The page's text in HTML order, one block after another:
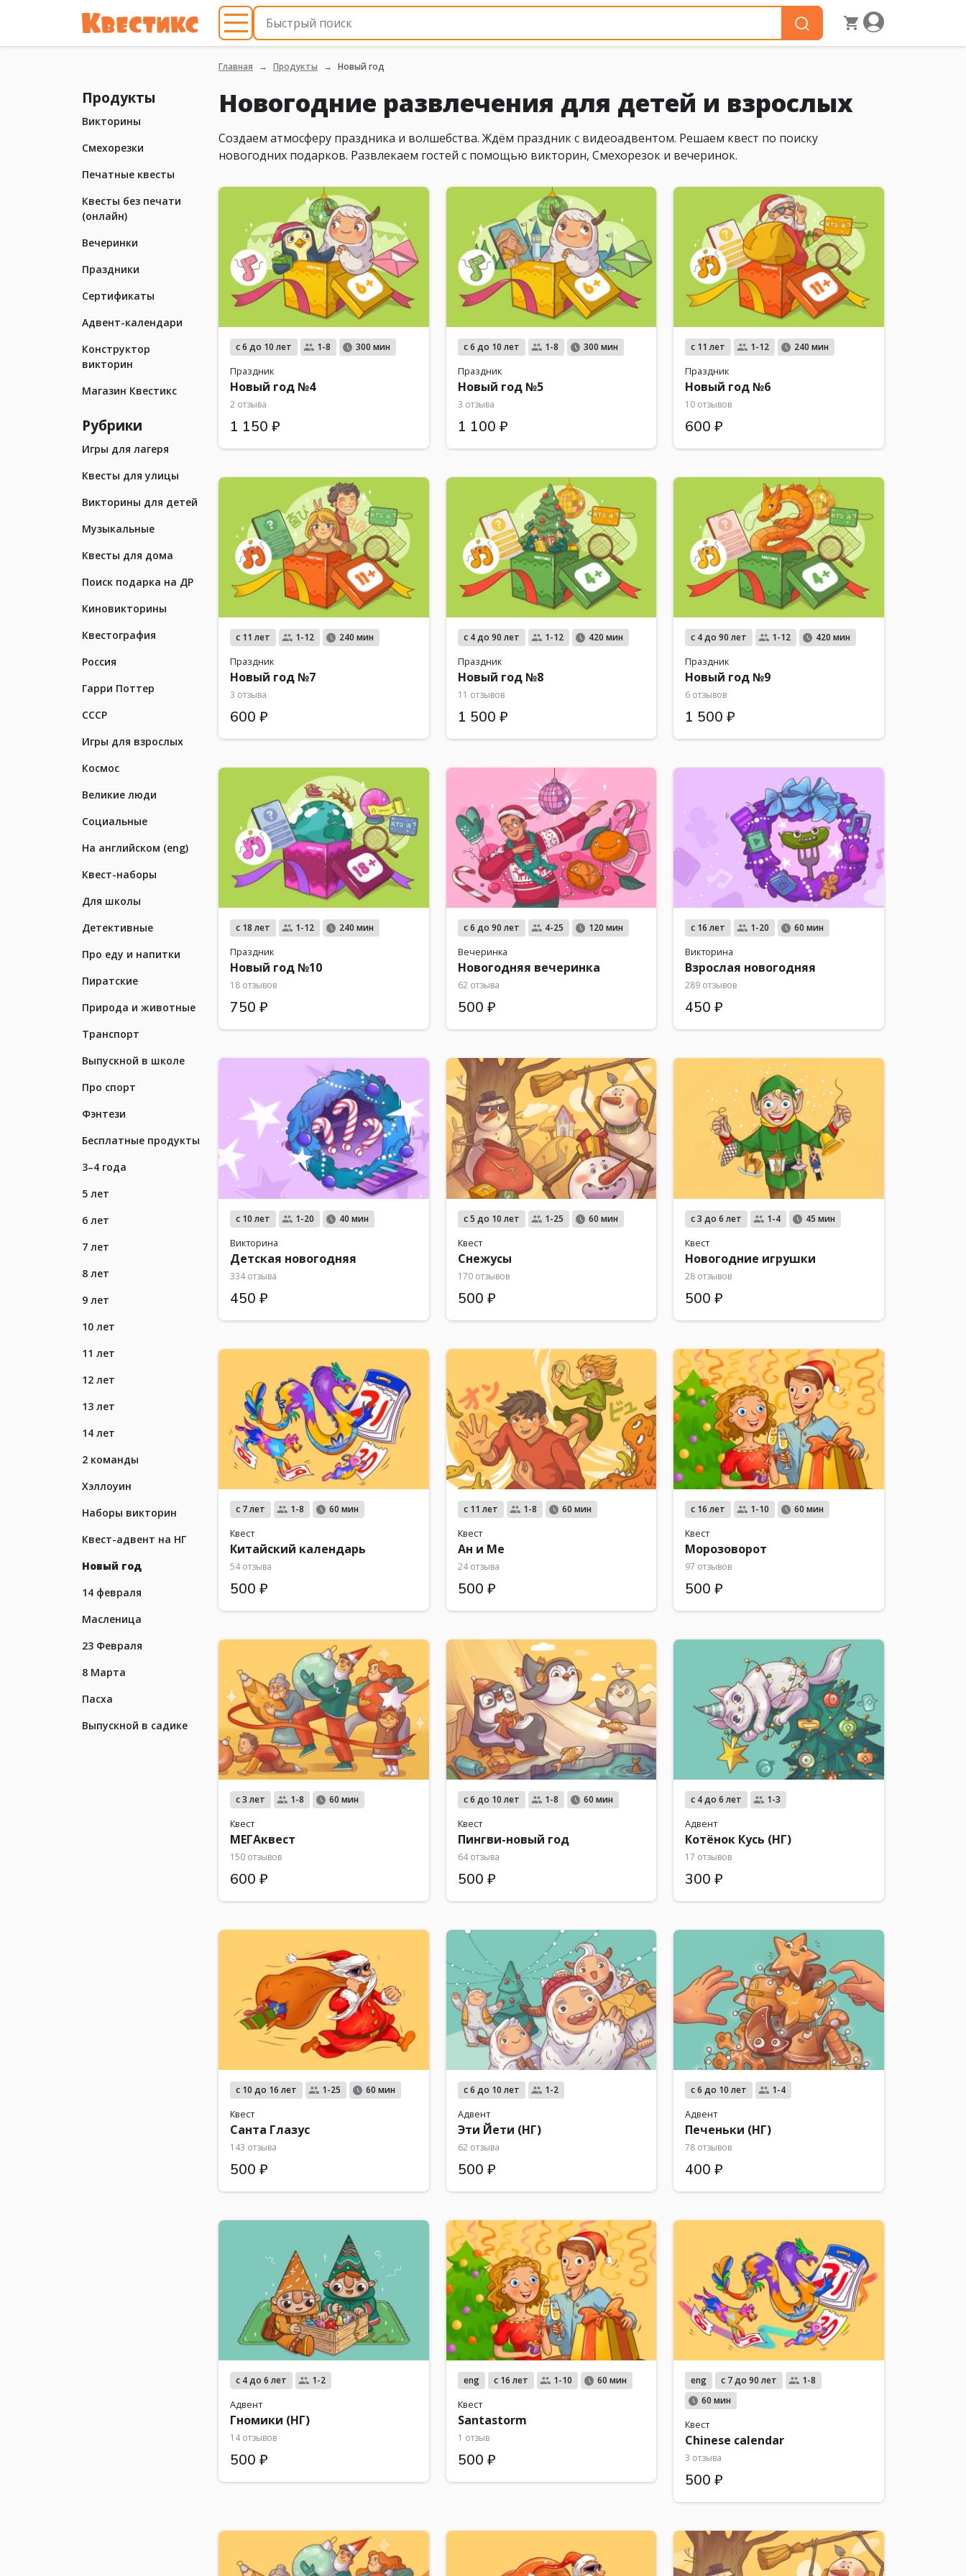
Главная Продукты Новый год
Продукты
Викторины
Смехорезки
Печатные квесты
Квесты без печати
(онлайн)
Вечеринки
Праздники
Сертификаты
Адвент-календари
Конструктор
викторин
Магазин Квестикс
Рубрики
Игры для лагеря
Квесты для улицы
Викторины для детей
Музыкальные
Квесты для дома
Поиск подарка на ДР
Киновикторины
Квестография
Россия
Гарри Поттер
СССР
Игры для взрослых
Космос
Великие люди
Социальные
На английском (eng)
Квест-наборы
Для школы
Детективные
Про еду и напитки
Пиратские
Природа и животные
Транспорт
Выпускной в школе
Про спорт
Фэнтези
Бесплатные продукты
3–4 года
5 лет
6 лет
7 лет
8 лет
9 лет
10 лет
11 лет
12 лет
13 лет
14 лет
2 команды
Хэллоуин
Наборы викторин
Квест-адвент на НГ
Новый год
14 февраля
Масленица
23 Февраля
8 Марта
Пасха
Выпускной в садике
Новогодние развлечения для детей и взрослых
Создаем атмосферу праздника и волшебства. Ждём праздник с видеоадвентом. Решаем квест по поиску
новогодних подарков. Развлекаем гостей с помощью викторин, Смехорезок и вечеринок.
с 6 до 10 лет 1-8 300 мин
Праздник
Новый год №4
2 отзыва
1 150 ₽
с 6 до 10 лет 1-8 300 мин
Праздник
Новый год №5
3 отзыва
1 100 ₽
с 11 лет 1-12 240 мин
Праздник
Новый год №6
10 отзывов
600 ₽
с 11 лет 1-12 240 мин
Праздник
Новый год №7
3 отзыва
600 ₽
с 4 до 90 лет 1-12 420 мин
Праздник
Новый год №8
11 отзывов
1 500 ₽
с 4 до 90 лет 1-12 420 мин
Праздник
Новый год №9
6 отзывов
1 500 ₽
с 18 лет 1-12 240 мин
Праздник
Новый год №10
18 отзывов
750 ₽
с 6 до 90 лет 4-25 120 мин
Вечеринка
Новогодняя вечеринка
62 отзыва
500 ₽
с 16 лет 1-20 60 мин
Викторина
Взрослая новогодняя
289 отзывов
450 ₽
с 10 лет 1-20 40 мин
Викторина
Детская новогодняя
334 отзыва
450 ₽
с 5 до 10 лет 1-25 60 мин
Квест
Снежусы
170 отзывов
500 ₽
с 3 до 6 лет 1-4 45 мин
Квест
Новогодние игрушки
28 отзывов
500 ₽
с 7 лет 1-8 60 мин
Квест
Китайский календарь
54 отзыва
500 ₽
с 11 лет 1-8 60 мин
Квест
Ан и Ме
24 отзыва
500 ₽
с 16 лет 1-10 60 мин
Квест
Морозоворот
97 отзывов
500 ₽
с 3 лет 1-8 60 мин
Квест
МЕГАквест
150 отзывов
600 ₽
с 6 до 10 лет 1-8 60 мин
Квест
Пингви-новый год
64 отзыва
500 ₽
с 4 до 6 лет 1-3
Адвент
Котёнок Кусь (НГ)
17 отзывов
300 ₽
с 10 до 16 лет 1-25 60 мин
Квест
Санта Глазус
143 отзыва
500 ₽
с 6 до 10 лет 1-2
Адвент
Эти Йети (НГ)
62 отзыва
500 ₽
с 6 до 10 лет 1-4
Адвент
Печеньки (НГ)
78 отзывов
400 ₽
с 4 до 6 лет 1-2
Адвент
Гномики (НГ)
14 отзывов
500 ₽
eng с 16 лет 1-10 60 мин
Квест
Santastorm
1 отзыв
500 ₽
eng с 7 до 90 лет
1-8
60 мин
Квест
Chinese calendar
3 отзыва
500 ₽